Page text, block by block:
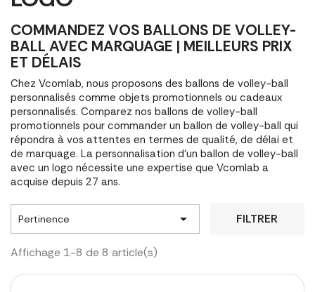
COMMANDEZ VOS BALLONS DE VOLLEY-
BALL AVEC MARQUAGE | MEILLEURS PRIX
ET DÉLAIS
Chez Vcomlab, nous proposons des ballons de volley-ball
personnalisés comme objets promotionnels ou cadeaux
personnalisés. Comparez nos ballons de volley-ball
promotionnels pour commander un ballon de volley-ball qui
répondra à vos attentes en termes de qualité, de délai et
de marquage. La personnalisation d'un ballon de volley-ball
avec un logo nécessite une expertise que Vcomlab a
acquise depuis 27 ans.
Pertinence  FILTRER
Affichage 1-8 de 8 article(s)